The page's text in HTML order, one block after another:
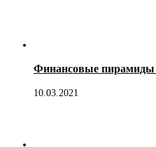
Финансовые пирамиды
10.03.2021